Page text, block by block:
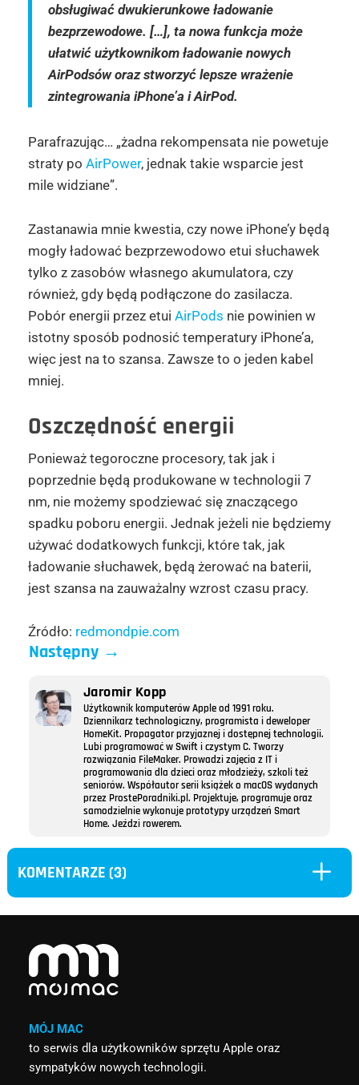
obsługiwać dwukierunkowe ładowanie
bezprzewodowe. […], ta nowa funkcja może
ułatwić użytkownikom ładowanie nowych
AirPodsów oraz stworzyć lepsze wrażenie
zintegrowania iPhone’a i AirPod.
Parafrazując… „żadna rekompensata nie powetuje
straty po AirPower, jednak takie wsparcie jest
mile widziane”.
Zastanawia mnie kwestia, czy nowe iPhone’y będą
mogły ładować bezprzewodowo etui słuchawek
tylko z zasobów własnego akumulatora, czy
również, gdy będą podłączone do zasilacza.
Pobór energii przez etui AirPods nie powinien w
istotny sposób podnosić temperatury iPhone’a,
więc jest na to szansa. Zawsze to o jeden kabel
mniej.
Oszczędność energii
Ponieważ tegoroczne procesory, tak jak i
poprzednie będą produkowane w technologii 7
nm, nie możemy spodziewać się znaczącego
spadku poboru energii. Jednak jeżeli nie będziemy
używać dodatkowych funkcji, które tak, jak
ładowanie słuchawek, będą żerować na baterii,
jest szansa na zauważalny wzrost czasu pracy.
Źródło: redmondpie.com
Następny→
Jaromir Kopp
Użytkownik komputerów Apple od 1991 roku.
Dziennikarz technologiczny, programista i deweloper
HomeKit. Propagator przyjaznej i dostępnej technologii.
Lubi programować w Swift i czystym C. Tworzy
rozwiązania FileMaker. Prowadzi zajęcia z IT i
programowania dla dzieci oraz młodzieży, szkoli też
seniorów. Współautor serii książek o macOS wydanych
przez ProstePoradniki.pl. Projektuje, programuje oraz
samodzielnie wykonuje prototypy urządzeń Smart
Home. Jeździ rowerem.
KOMENTARZE (3) L
MÓJ MAC
to serwis dla użytkowników sprzętu Apple oraz
sympatyków nowych technologii.